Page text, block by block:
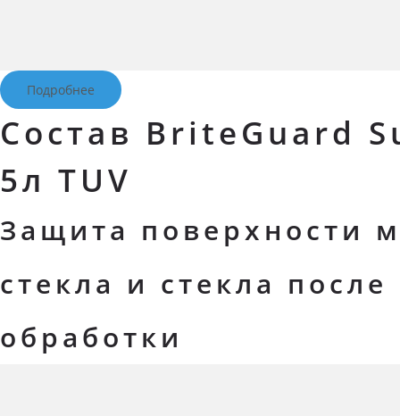
Подробнее
Состав BriteGuard
5л TUV
Защита поверхности
стекла и стекла
обработки